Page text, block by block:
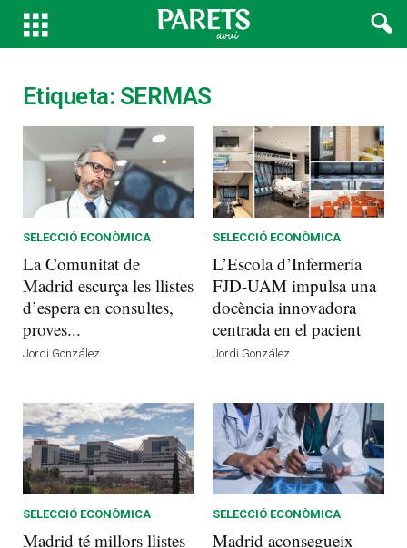
Etiqueta: SERMAS
SELECCIÓ ECONÒMICA
La Comunitat de
Madrid escurça les llistes
d’espera en consultes,
proves...
Jordi González
SELECCIÓ ECONÒMICA
L’Escola d’Infermeria
FJD-UAM impulsa una
docència innovadora
centrada en el pacient
Jordi González
SELECCIÓ ECONÒMICA
Madrid té millors llistes
SELECCIÓ ECONÒMICA
Madrid aconsegueix